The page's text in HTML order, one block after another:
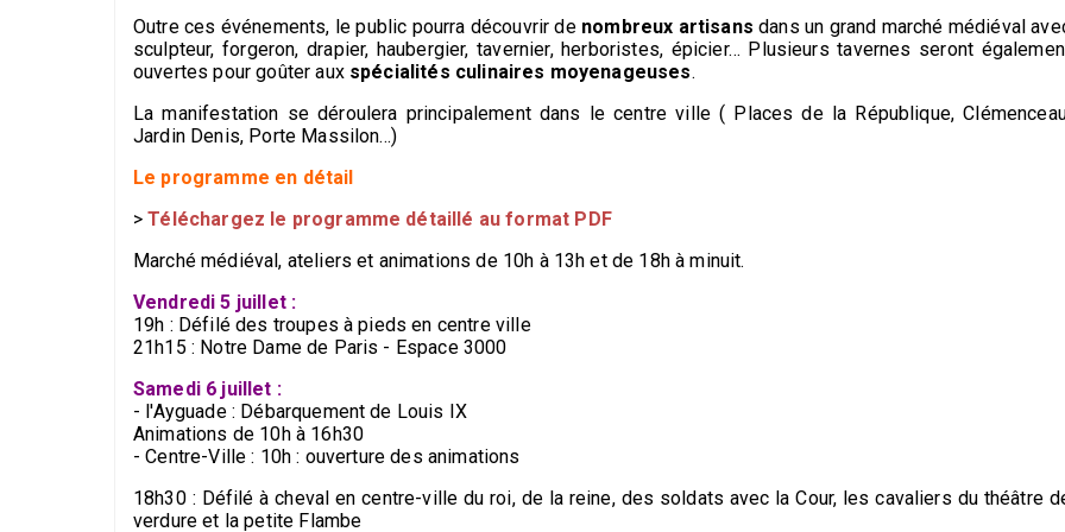
Outre ces événements, le public pourra découvrir de nombreux artisans dans un grand marché médiéval
sculpteur, forgeron, drapier, haubergier, tavernier, herboristes, épicier… Plusieurs tavernes seront
ouvertes pour goûter auxspécialités culinaires moyenageuses.
La manifestation se déroulera principalement dans le centre ville ( Places de la République,
Jardin Denis, Porte Massilon...)
Le programme en détail
>Téléchargez le programme détaillé au format PDF
Marché médiéval, ateliers et animations de 10h à 13h et de 18h à minuit.
Vendredi 5 juillet :
19h : Défilé des troupes à pieds en centre ville
21h15 : Notre Dame de Paris - Espace 3000
Samedi 6 juillet :
- l'Ayguade : Débarquement de Louis IX
Animations de 10h à 16h30
- Centre-Ville : 10h : ouverture des animations
18h30 : Défilé à cheval en centre-ville du roi, de la reine, des soldats avec la Cour, les cavaliers du théâtre
verdure et la petite Flambe